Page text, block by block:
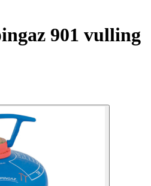
901 vulling